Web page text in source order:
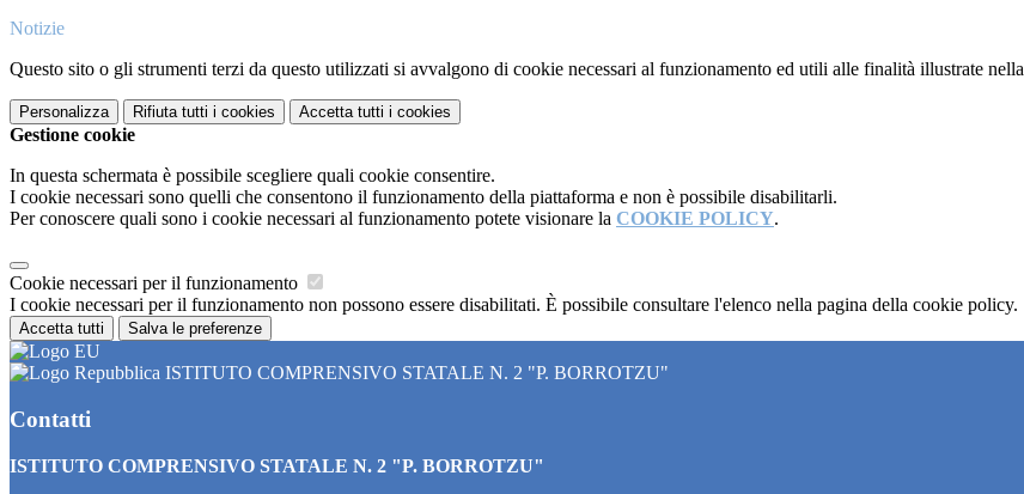
Notizie
Questo sito o gli strumenti terzi da questo utilizzati si avvalgono di cookie necessari al funzionamento ed utili alle finalità illustrate nella
Personalizza Rifiuta tutti i cookies Accetta tutti i cookies
Gestione cookie
In questa schermata è possibile scegliere quali cookie consentire.
I cookie necessari sono quelli che consentono il funzionamento della piattaforma e non è possibile disabilitarli.
Per conoscere quali sono i cookie necessari al funzionamento potete visionare la COOKIE POLICY.
Cookie necessari per il funzionamento
I cookie necessari per il funzionamento non possono essere disabilitati. È possibile consultare l'elenco nella pagina della cookie policy.
Accetta tutti Salva le preferenze
ISTITUTO COMPRENSIVO STATALE N. 2 "P. BORROTZU"
Contatti
ISTITUTO COMPRENSIVO STATALE N. 2 "P. BORROTZU"